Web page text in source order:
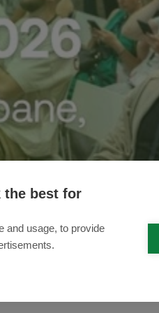
the best for
and usage, to provide